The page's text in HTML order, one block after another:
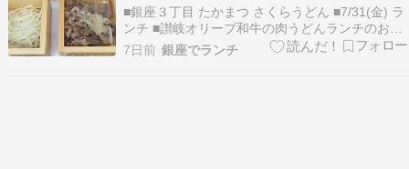
■銀座３丁目 たかまつ さくらうどん ■7/31(金) ラ
ンチ ■讃岐オリーブ和牛の肉うどんランチのお重
1,980円 今日のランチは、東銀座のさぬきうどん
のお店、たかまつ さくらうどんでランチです。
7日前 銀座でランチ